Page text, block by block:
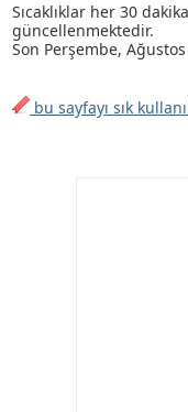
Sıcaklıklar her 30
güncellenmektedir.
Son Perşembe,
bu sayfayı sık